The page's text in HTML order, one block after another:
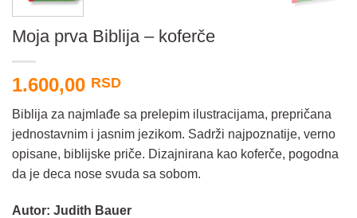
Moja prva Biblija – koferče
1.600,00 RSD
Biblija za najmlađe sa prelepim ilustracijama, prepričana
jednostavnim i jasnim jezikom. Sadrži najpoznatije, verno
opisane, biblijske priče. Dizajnirana kao koferče, pogodna
da je deca nose svuda sa sobom.
Autor: Judith Bauer